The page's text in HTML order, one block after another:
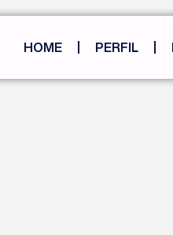
HOME PERFIL